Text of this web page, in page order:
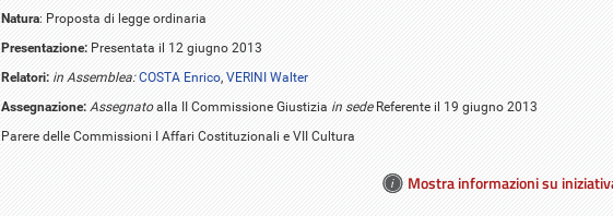
Natura: Proposta di legge ordinaria
Presentazione: Presentata il 12 giugno 2013
Relatori: in Assemblea:COSTA Enrico, VERINI Walter
Assegnazione: Assegnatoalla II Commissione Giustizia in sede Referente il 19 giugno 2013
Parere delle Commissioni I Affari Costituzionali e VII Cultura
Mostra informazioni su